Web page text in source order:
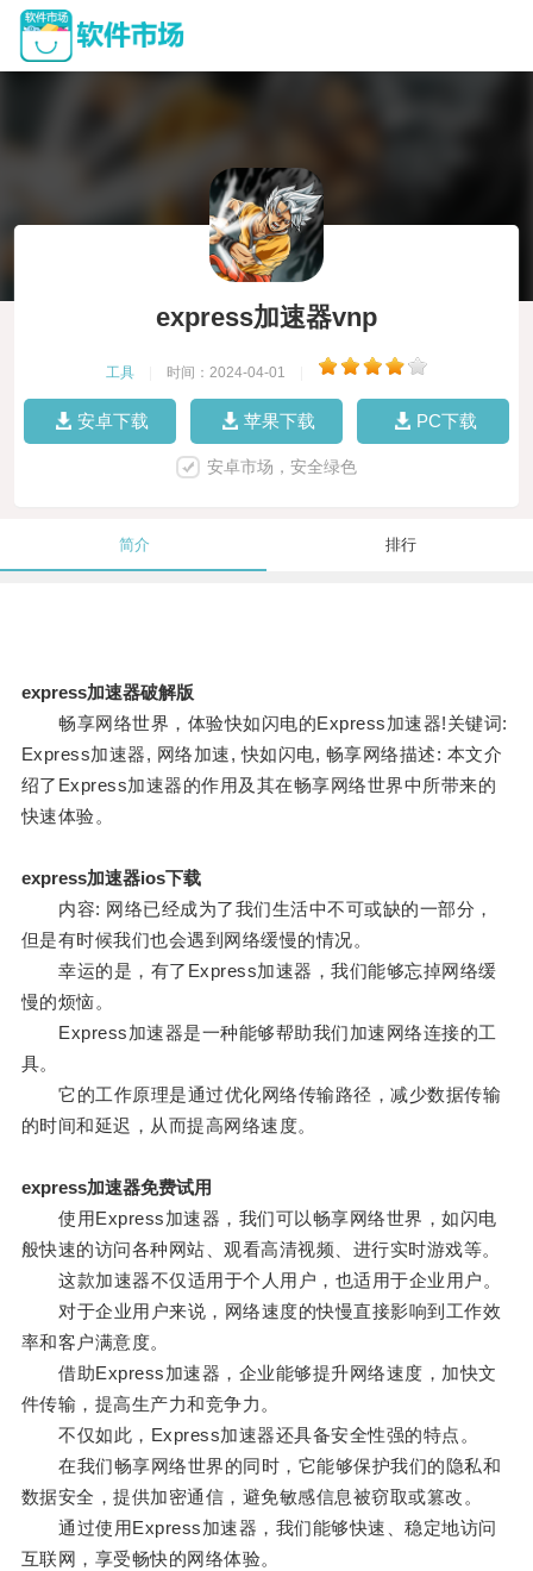
express加速器vnp
工具 时间：2024-04-01
安卓下载 苹果下载 PC下载
安卓市场，安全绿色
简介 排行
express加速器破解版
畅享网络世界，体验快如闪电的Express加速器!关键词:
Express加速器, 网络加速, 快如闪电, 畅享网络描述: 本文介
绍了Express加速器的作用及其在畅享网络世界中所带来的
快速体验。
express加速器ios下载
内容: 网络已经成为了我们生活中不可或缺的一部分，
但是有时候我们也会遇到网络缓慢的情况。
幸运的是，有了Express加速器，我们能够忘掉网络缓
慢的烦恼。
Express加速器是一种能够帮助我们加速网络连接的工
具。
它的工作原理是通过优化网络传输路径，减少数据传输
的时间和延迟，从而提高网络速度。
express加速器免费试用
使用Express加速器，我们可以畅享网络世界，如闪电
般快速的访问各种网站、观看高清视频、进行实时游戏等。
这款加速器不仅适用于个人用户，也适用于企业用户。
对于企业用户来说，网络速度的快慢直接影响到工作效
率和客户满意度。
借助Express加速器，企业能够提升网络速度，加快文
件传输，提高生产力和竞争力。
不仅如此，Express加速器还具备安全性强的特点。
在我们畅享网络世界的同时，它能够保护我们的隐私和
数据安全，提供加密通信，避免敏感信息被窃取或篡改。
通过使用Express加速器，我们能够快速、稳定地访问
互联网，享受畅快的网络体验。